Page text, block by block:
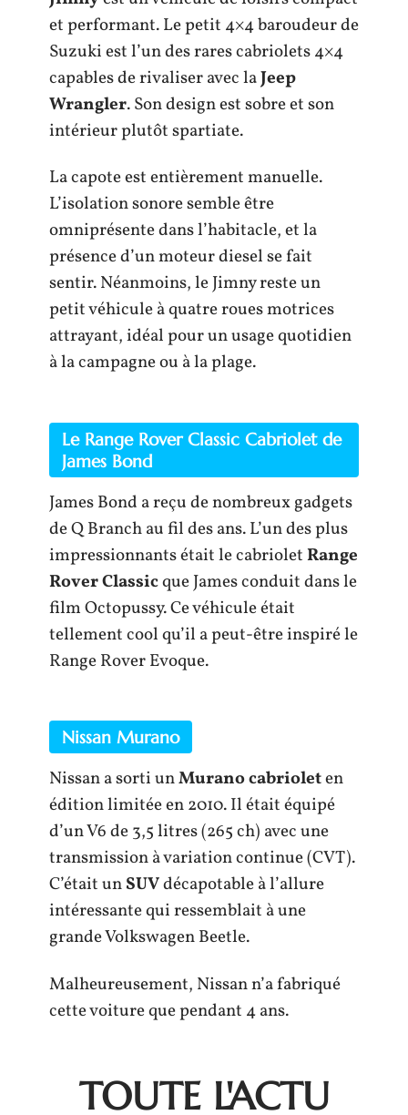
et performant. Le petit 4×4 baroudeur de
Suzuki est l’un des rares cabriolets 4×4
capables de rivaliser avec laJeep
Wrangler. Son design est sobre et son
intérieur plutôt spartiate.
La capote est entièrement manuelle.
L’isolation sonore semble être
omniprésente dans l’habitacle, et la
présence d’un moteur diesel se fait
sentir. Néanmoins, le Jimny reste un
petit véhicule à quatre roues motrices
attrayant, idéal pour un usage quotidien
à la campagne ou à la plage.
Le Range Rover Classic Cabriolet de
James Bond
James Bond a reçu de nombreux gadgets
de Q Branch au fil des ans. L’un des plus
impressionnants était le cabrioletRange
Rover Classicque James conduit dans le
film Octopussy. Ce véhicule était
tellement cool qu’il a peut-être inspiré le
Range Rover Evoque.
Nissan Murano
Nissan a sorti unMurano cabrioleten
édition limitée en 2010. Il était équipé
d’un V6 de 3,5 litres (265 ch) avec une
transmission à variation continue (CVT).
C’était unSUVdécapotable à l’allure
intéressante qui ressemblait à une
grande Volkswagen Beetle.
Malheureusement, Nissan n’a fabriqué
cette voiture que pendant 4 ans.
TOUTE L'ACTU